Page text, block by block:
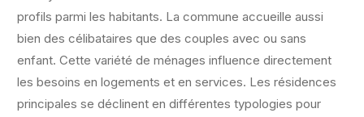
profils parmi les habitants. La commune accueille aussi
bien des célibataires que des couples avec ou sans
enfant. Cette variété de ménages influence directement
les besoins en logements et en services. Les résidences
principales se déclinent en différentes typologies pour